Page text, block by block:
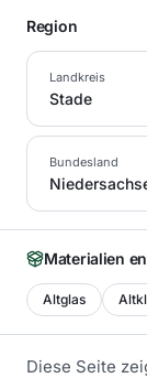
Region
Landkreis
Stade
Bundesland
Materialien
Altglas
Diese Seite